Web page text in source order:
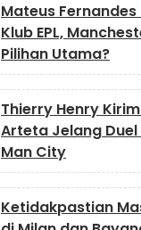
Mateus
Klub EPL,
Pilihan Utama?
Thierry Henry
Arteta Jelang
Man City
Ketidakpastian